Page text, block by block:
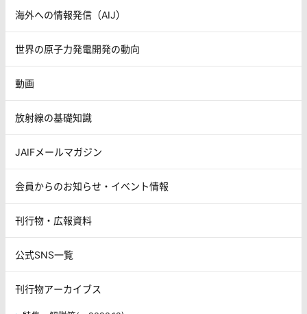
海外への情報発信（AIJ）
世界の原子力発電開発の動向
動画
放射線の基礎知識
JAIFメールマガジン
会員からのお知らせ・イベント情報
刊行物・広報資料
公式SNS一覧
刊行物アーカイブス